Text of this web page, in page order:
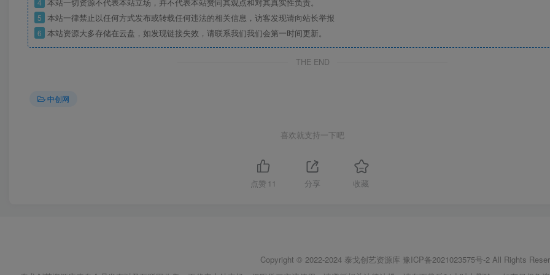
5 本站一律禁止以任何方式发布或转载任何违法的相关信息，访客发现请向站长举报
6 本站资源大多存储在云盘，如发现链接失效，请联系我们我们会第一时间更新。
THE END
中创网
喜欢就支持一下吧
点赞 11 分享 收藏
Copyright © 2022-2024 泰戈创艺资源库 豫ICP备2021023575号-2All Rights